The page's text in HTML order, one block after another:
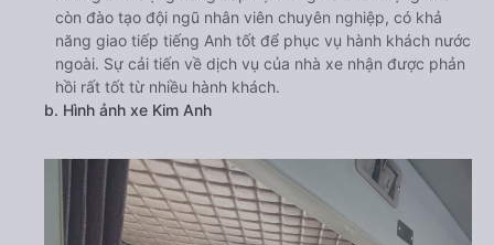
còn đào tạo đội ngũ nhân viên chuyên nghiệp, có khả
năng giao tiếp tiếng Anh tốt để phục vụ hành khách nước
ngoài. Sự cải tiến về dịch vụ của nhà xe nhận được phản
hồi rất tốt từ nhiều hành khách.
b. Hình ảnh xe Kim Anh